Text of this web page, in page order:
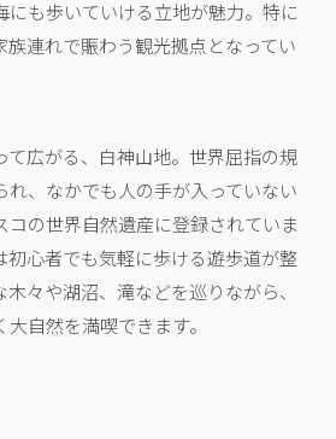
にも歩いていける立地が魅力。特に
族連れで賑わう観光拠点となってい
て広がる、白神山地。世界屈指の規
れ、なかでも人の手が入っていない
コの世界自然遺産に登録されていま
初心者でも気軽に歩ける遊歩道が整
々や湖沼、滝などを巡りながら、
自然を満喫できます。